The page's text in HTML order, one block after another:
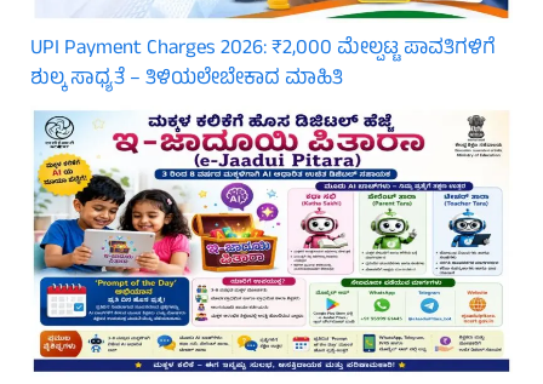
UPI Payment Charges 2026: ₹2,000 ಮೇಲ್ಪಟ್ಟ ಪಾವತಿಗಳಿಗೆ
ಶುಲ್ಕ ಸಾಧ್ಯತೆ – ತಿಳಿಯಲೇಬೇಕಾದ ಮಾಹಿತಿ